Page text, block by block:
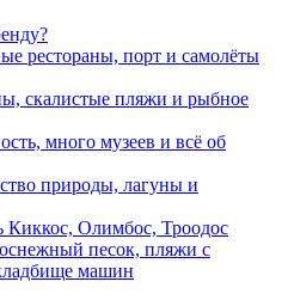
рестораны, порт и самолёты
скалистые пляжи и рыбное
много музеев и всё об
природы, лагуны и
Киккос, Олимбос, Троодос
песок, пляжи с
машин